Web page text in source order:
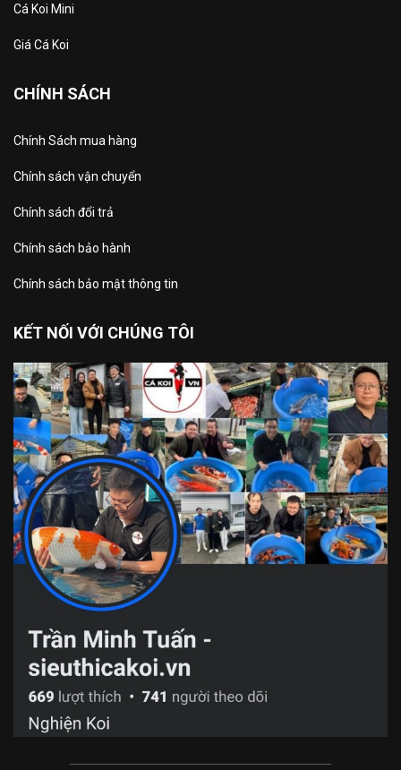
Cá Koi Mini
Giá Cá Koi
CHÍNH SÁCH
Chính Sách mua hàng
Chính sách vận chuyển
Chính sách đổi trả
Chính sách bảo hành
Chính sách bảo mật thông tin
KẾT NỐI VỚI CHÚNG TÔI